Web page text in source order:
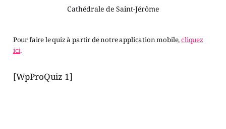
Cathédrale de Saint-Jérôme
Pour faire le quiz à partir de notre application mobile,cliquez
ici.
[WpProQuiz 1]